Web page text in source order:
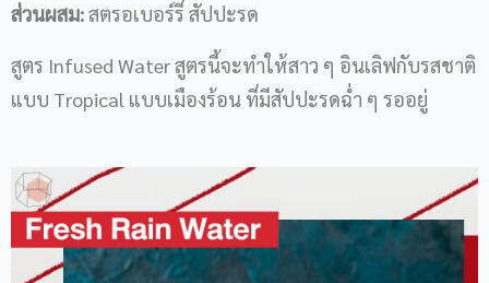
ส่วนผสม:สตรอเบอร์รี่ สัปปะรด
สูตร Infused Water สูตรนี้จะทำให้สาว ๆ อินเลิฟกับรสชาติ
แบบ Tropical แบบเมืองร้อน ที่มีสัปปะรดฉ่ำ ๆ รออยู่